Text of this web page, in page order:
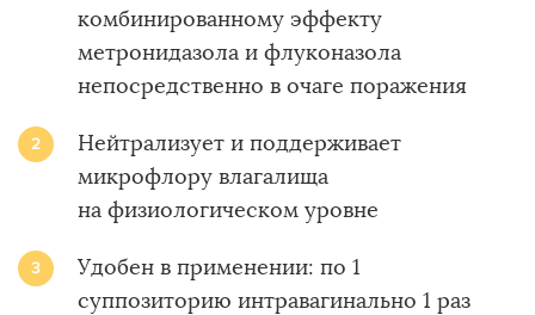
комбинированному эффекту
метронидазола и флуконазола
непосредственно в очаге поражения
Нейтрализует и поддерживает
микрофлору влагалища
на физиологическом уровне
Удобен в применении: по 1
суппозиторию интравагинально 1 раз